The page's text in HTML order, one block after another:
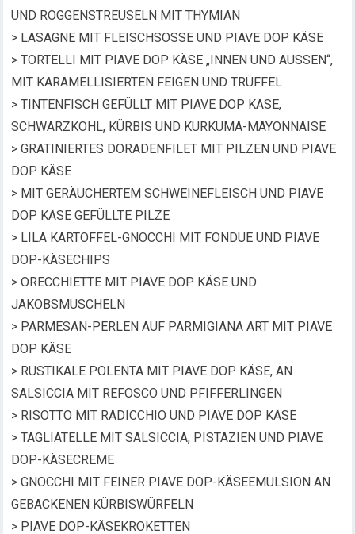
UND ROGGENSTREUSELN MIT THYMIAN
> LASAGNE MIT FLEISCHSOSSE UND PIAVE DOP KÄSE
> TORTELLI MIT PIAVE DOP KÄSE „INNEN UND AUSSEN“,
MIT KARAMELLISIERTEN FEIGEN UND TRÜFFEL
> TINTENFISCH GEFÜLLT MIT PIAVE DOP KÄSE,
SCHWARZKOHL, KÜRBIS UND KURKUMA-MAYONNAISE
> GRATINIERTES DORADENFILET MIT PILZEN UND PIAVE
DOP KÄSE
> MIT GERÄUCHERTEM SCHWEINEFLEISCH UND PIAVE
DOP KÄSE GEFÜLLTE PILZE
> LILA KARTOFFEL-GNOCCHI MIT FONDUE UND PIAVE
DOP-KÄSECHIPS
> ORECCHIETTE MIT PIAVE DOP KÄSE UND
JAKOBSMUSCHELN
> PARMESAN-PERLEN AUF PARMIGIANA ART MIT PIAVE
DOP KÄSE
> RUSTIKALE POLENTA MIT PIAVE DOP KÄSE, AN
SALSICCIA MIT REFOSCO UND PFIFFERLINGEN
> RISOTTO MIT RADICCHIO UND PIAVE DOP KÄSE
> TAGLIATELLE MIT SALSICCIA, PISTAZIEN UND PIAVE
DOP-KÄSECREME
> GNOCCHI MIT FEINER PIAVE DOP-KÄSEEMULSION AN
GEBACKENEN KÜRBISWÜRFELN
> PIAVE DOP-KÄSEKROKETTEN